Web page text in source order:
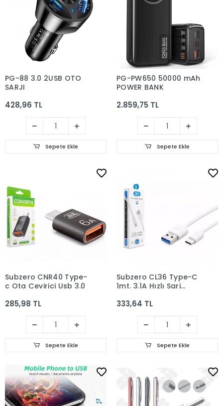
PG-88 3.0 2USB OTO
ŞARJI
428,96 TL
Sepete Ekle
PG-PW650 50000 mAh
POWER BANK
2.859,75 TL
Sepete Ekle
Subzero CNR40 Type-
c Otg Çevirici Usb 3.0
285,98 TL
Sepete Ekle
Subzero CL36 Type-C
1mt. 3.1A Hızlı Şarj
333,64 TL
Sepete Ekle